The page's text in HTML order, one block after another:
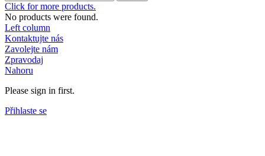
Click for more products.
No products were found.
Left column
Kontaktujte nás
Zavolejte nám
Zpravodaj
Nahoru
Please sign in first.
Přihlaste se